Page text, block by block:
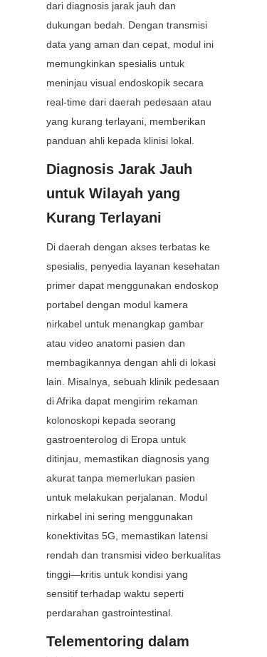
dari diagnosis jarak jauh dan
dukungan bedah. Dengan transmisi
data yang aman dan cepat, modul ini
memungkinkan spesialis untuk
meninjau visual endoskopik secara
real-time dari daerah pedesaan atau
yang kurang terlayani, memberikan
panduan ahli kepada klinisi lokal.
Diagnosis Jarak Jauh
untuk Wilayah yang
Kurang Terlayani
Di daerah dengan akses terbatas ke
spesialis, penyedia layanan kesehatan
primer dapat menggunakan endoskop
portabel dengan modul kamera
nirkabel untuk menangkap gambar
atau video anatomi pasien dan
membagikannya dengan ahli di lokasi
lain. Misalnya, sebuah klinik pedesaan
di Afrika dapat mengirim rekaman
kolonoskopi kepada seorang
gastroenterolog di Eropa untuk
ditinjau, memastikan diagnosis yang
akurat tanpa memerlukan pasien
untuk melakukan perjalanan. Modul
nirkabel ini sering menggunakan
konektivitas 5G, memastikan latensi
rendah dan transmisi video berkualitas
tinggi—kritis untuk kondisi yang
sensitif terhadap waktu seperti
perdarahan gastrointestinal.
Telementoring dalam